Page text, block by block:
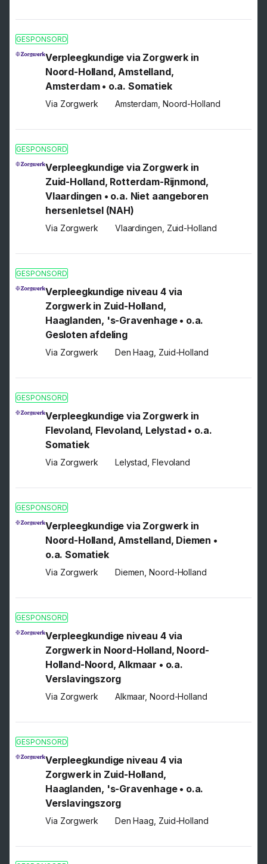
GESPONSORD
Verpleegkundige via Zorgwerk in
Noord-Holland, Amstelland,
Amsterdam • o.a. Somatiek
Via Zorgwerk Amsterdam, Noord-Holland
GESPONSORD
Verpleegkundige via Zorgwerk in
Zuid-Holland, Rotterdam-Rijnmond,
Vlaardingen • o.a. Niet aangeboren
hersenletsel (NAH)
Via Zorgwerk Vlaardingen, Zuid-Holland
GESPONSORD
Verpleegkundige niveau 4 via
Zorgwerk in Zuid-Holland,
Haaglanden, 's-Gravenhage • o.a.
Gesloten afdeling
Via Zorgwerk Den Haag, Zuid-Holland
GESPONSORD
Verpleegkundige via Zorgwerk in
Flevoland, Flevoland, Lelystad • o.a.
Somatiek
Via Zorgwerk Lelystad, Flevoland
GESPONSORD
Verpleegkundige via Zorgwerk in
Noord-Holland, Amstelland, Diemen •
o.a. Somatiek
Via Zorgwerk Diemen, Noord-Holland
GESPONSORD
Verpleegkundige niveau 4 via
Zorgwerk in Noord-Holland, Noord-
Holland-Noord, Alkmaar • o.a.
Verslavingszorg
Via Zorgwerk Alkmaar, Noord-Holland
GESPONSORD
Verpleegkundige niveau 4 via
Zorgwerk in Zuid-Holland,
Haaglanden, 's-Gravenhage • o.a.
Verslavingszorg
Via Zorgwerk Den Haag, Zuid-Holland